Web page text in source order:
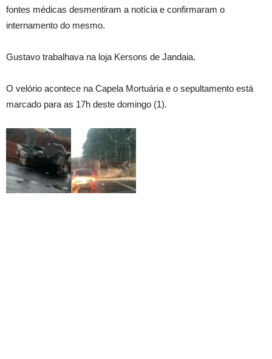
fontes médicas desmentiram a notícia e confirmaram o
internamento do mesmo.
Gustavo trabalhava na loja Kersons de Jandaia.
O velório acontece na Capela Mortuária e o sepultamento está
marcado para as 17h deste domingo (1).